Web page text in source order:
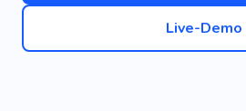
Live-Demo